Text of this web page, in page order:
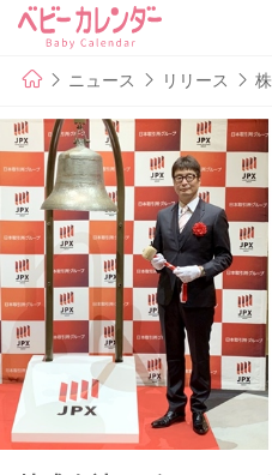
ニュース リリース